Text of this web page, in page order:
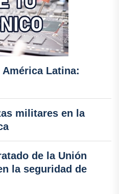
Latina:
militares en la
de la Unión
la seguridad de